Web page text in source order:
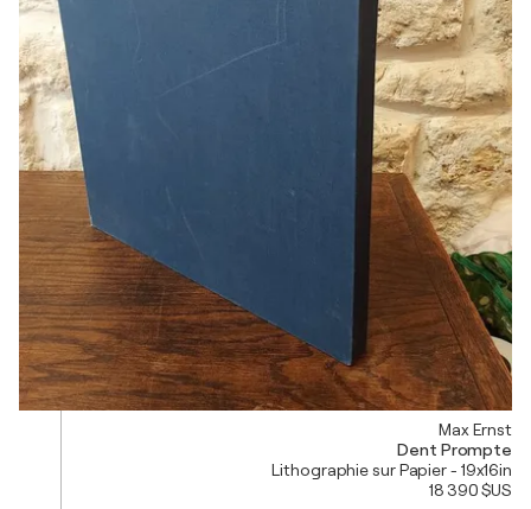
Max Ernst
Dent Prompte
Lithographie sur Papier - 19x16in
18 390 $US